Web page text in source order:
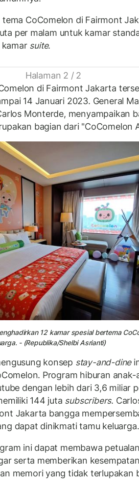
CoComelon di Fairmont
per malam untuk kamar
kamar suite.
Halaman 2 / 2
di Fairmont Jakarta
14 Januari 2023. General
Monterde, menyampaikan
bagian dari "CoComelon
12 kamar spesial bertema
- (Republika/Shelbi Asrianti)
konsep stay-and-dine
Program hiburan anak-
dengan lebih dari 3,6 miliar
144 juta subscribers.
Jakarta bangga
dapat dinikmati tamu keluarga.
ini dapat membawa
serta memberikan
memori yang tidak terlupakan